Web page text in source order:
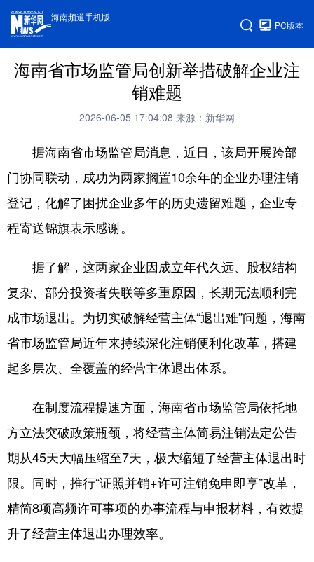
海南频道手机版
PC版本
海南省市场监管局创新举措破解企业注
销难题
2026-06-05 17:04:08 来源：新华网
据海南省市场监管局消息，近日，该局开展跨部
门协同联动，成功为两家搁置10余年的企业办理注销
登记，化解了困扰企业多年的历史遗留难题，企业专
程寄送锦旗表示感谢。
据了解，这两家企业因成立年代久远、股权结构
复杂、部分投资者失联等多重原因，长期无法顺利完
成市场退出。为切实破解经营主体“退出难”问题，海南
省市场监管局近年来持续深化注销便利化改革，搭建
起多层次、全覆盖的经营主体退出体系。
在制度流程提速方面，海南省市场监管局依托地
方立法突破政策瓶颈，将经营主体简易注销法定公告
期从45天大幅压缩至7天，极大缩短了经营主体退出时
限。同时，推行“证照并销+许可注销免申即享”改革，
精简8项高频许可事项的办事流程与申报材料，有效提
升了经营主体退出办理效率。